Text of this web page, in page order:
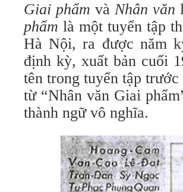
Giai phẩm vàNhân văn
phẩm là một tuyển tập
Hà Nội, ra được năm
định kỳ, xuất bản cuối
tên trong tuyển tập
từ “Nhân văn Giai
thành ngữ vô nghĩa.